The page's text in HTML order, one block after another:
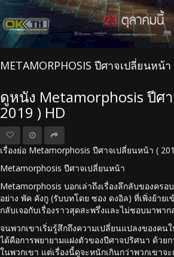
METAMORPHOSIS ปีศาจเปลี่ยนหน้า
ดูหนัง Metamorphosis ปีศ
2019 ) HD
เรื่องย่อ Metamorphosis ปีศาจเปลี่ยนหน้า (
Metamorphosis ปีศาจเปลี่ยนหน้า
Metamorphosis บอกเล่าถึงเรื่องลึกลับของคร
อย่าง พัค คังกู (รับบทโดย ซอง ดงอิล) ที่เพิ่งย้าย
กลับเจอกับเรื่องราวสุดสะพรึ่งและไม่ชอบมาพา
จนพวกเขาเริ่มรู้สึกถึงความเปลี่ยนแปลงของคน
ได้คือการพยายามแฝงตัวของปีศาจปริศนา ด้วยก
ในพวกเขา แต่เรื่องนี้ดูจะหนักเกินกว่าพวกเขาจ